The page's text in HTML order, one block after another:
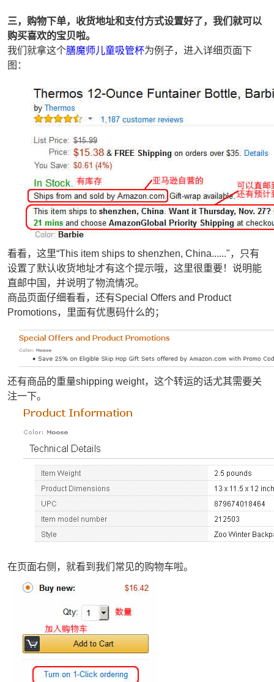
三，购物下单，收货地址和支付方式设置好了，我们就可以
购买喜欢的宝贝啦。
我们就拿这个膳魔师儿童吸管杯为例子，进入详细页面下
图：
看看，这里“This item ships to shenzhen, China......"，只有
设置了默认收货地址才有这个提示哦，这里很重要！说明能
直邮中国，并说明了物流情况。
商品页面仔细看看，还有Special Offers and Product
Promotions，里面有优惠码什么的；
还有商品的重量shipping weight，这个转运的话尤其需要关
注一下。
在页面右侧，就看到我们常见的购物车啦。